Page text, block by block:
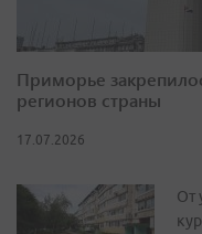
Приморье
регионов страны
17.07.2026
От